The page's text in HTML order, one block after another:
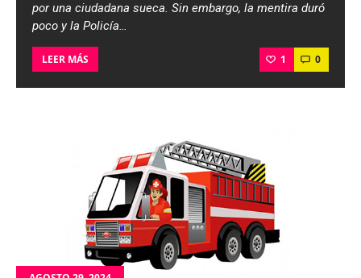
por una ciudadana sueca. Sin embargo, la mentira duró
poco y la Policía…
LEER MÁS 1 0